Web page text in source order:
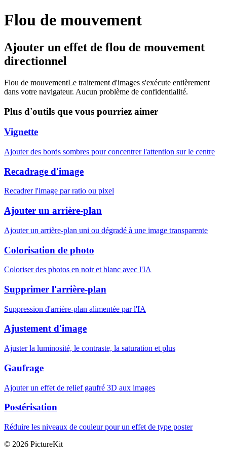
Flou de mouvement
Ajouter un effet de flou de mouvement
directionnel
Flou de mouvementLe traitement d'images s'exécute entièrement
dans votre navigateur. Aucun problème de confidentialité.
Plus d'outils que vous pourriez aimer
Vignette
Ajouter des bords sombres pour concentrer l'attention sur le centre
Recadrage d'image
Recadrer l'image par ratio ou pixel
Ajouter un arrière-plan
Ajouter un arrière-plan uni ou dégradé à une image transparente
Colorisation de photo
Coloriser des photos en noir et blanc avec l'IA
Supprimer l'arrière-plan
Suppression d'arrière-plan alimentée par l'IA
Ajustement d'image
Ajuster la luminosité, le contraste, la saturation et plus
Gaufrage
Ajouter un effet de relief gaufré 3D aux images
Postérisation
Réduire les niveaux de couleur pour un effet de type poster
© 2026 PictureKit